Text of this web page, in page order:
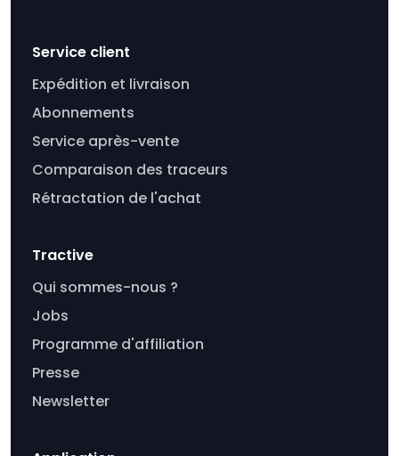
Service client
Expédition et livraison
Abonnements
Service après-vente
Comparaison des traceurs
Rétractation de l'achat
Tractive
Qui sommes-nous ?
Jobs
Programme d'affiliation
Presse
Newsletter